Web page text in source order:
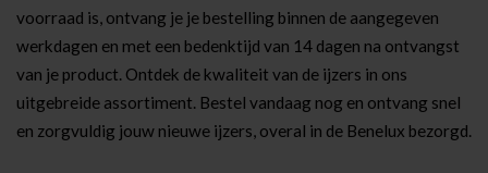
voorraad is, ontvang je je bestelling binnen de aangegeven
werkdagen en met een bedenktijd van 14 dagen na ontvangst
van je product. Ontdek de kwaliteit van de ijzers in ons
uitgebreide assortiment. Bestel vandaag nog en ontvang snel
en zorgvuldig jouw nieuwe ijzers, overal in de Benelux bezorgd.